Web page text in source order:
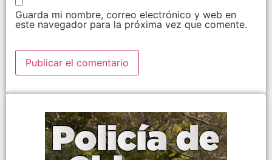
Guarda mi nombre, correo electrónico y web en
este navegador para la próxima vez que comente.